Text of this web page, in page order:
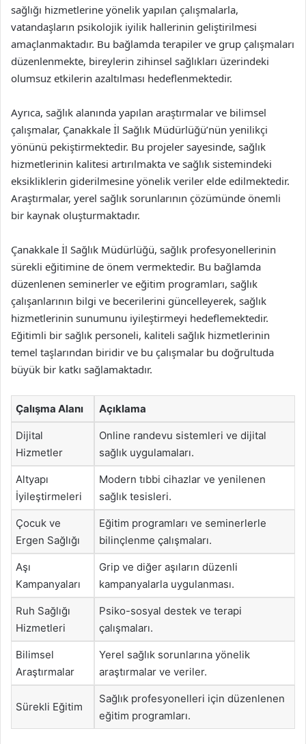
sağlığı hizmetlerine yönelik yapılan çalışmalarla,
vatandaşların psikolojik iyilik hallerinin geliştirilmesi
amaçlanmaktadır. Bu bağlamda terapiler ve grup çalışmaları
düzenlenmekte, bireylerin zihinsel sağlıkları üzerindeki
olumsuz etkilerin azaltılması hedeflenmektedir.
Ayrıca, sağlık alanında yapılan araştırmalar ve bilimsel
çalışmalar, Çanakkale İl Sağlık Müdürlüğü’nün yenilikçi
yönünü pekiştirmektedir. Bu projeler sayesinde, sağlık
hizmetlerinin kalitesi artırılmakta ve sağlık sistemindeki
eksikliklerin giderilmesine yönelik veriler elde edilmektedir.
Araştırmalar, yerel sağlık sorunlarının çözümünde önemli
bir kaynak oluşturmaktadır.
Çanakkale İl Sağlık Müdürlüğü, sağlık profesyonellerinin
sürekli eğitimine de önem vermektedir. Bu bağlamda
düzenlenen seminerler ve eğitim programları, sağlık
çalışanlarının bilgi ve becerilerini güncelleyerek, sağlık
hizmetlerinin sunumunu iyileştirmeyi hedeflemektedir.
Eğitimli bir sağlık personeli, kaliteli sağlık hizmetlerinin
temel taşlarından biridir ve bu çalışmalar bu doğrultuda
büyük bir katkı sağlamaktadır.
Çalışma Alanı Açıklama
Dijital
Hizmetler
Online randevu sistemleri ve dijital
sağlık uygulamaları.
Altyapı
İyileştirmeleri
Modern tıbbi cihazlar ve yenilenen
sağlık tesisleri.
Çocuk ve
Ergen Sağlığı
Eğitim programları ve seminerlerle
bilinçlenme çalışmaları.
Aşı
Kampanyaları
Grip ve diğer aşıların düzenli
kampanyalarla uygulanması.
Ruh Sağlığı
Hizmetleri
Psiko-sosyal destek ve terapi
çalışmaları.
Bilimsel
Araştırmalar
Yerel sağlık sorunlarına yönelik
araştırmalar ve veriler.
Sürekli Eğitim
Sağlık profesyonelleri için düzenlenen
eğitim programları.